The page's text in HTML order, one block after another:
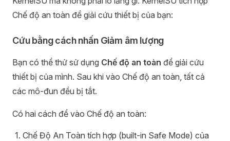
Chế độ an toàn để giải cứu thiết bị của bạn:
Cứu bằng cách nhấn Giảm âm lượng
Bạn có thể thử sử dụng Chế độ an toàn để giải cứu
thiết bị của mình. Sau khi vào Chế độ an toàn, tất cả
các mô-đun đều bị tắt.
Có hai cách để vào Chế độ an toàn:
Chế Độ An Toàn tích hợp (built-in Safe Mode) của